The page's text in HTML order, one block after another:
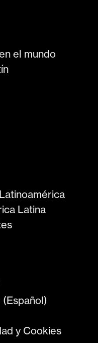
el mundo
Latina
y Cookies